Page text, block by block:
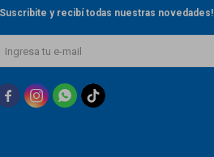
y recibí todas nuestras novedades!
  